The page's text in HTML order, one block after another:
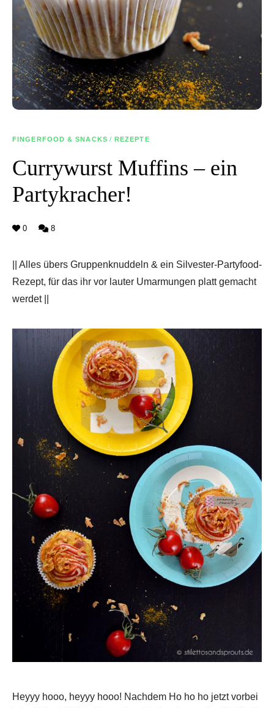
FINGERFOOD & SNACKS / REZEPTE
Currywurst Muffins – ein
Partykracher!
0 8
|| Alles übers Gruppenknuddeln & ein Silvester-Partyfood-
Rezept, für das ihr vor lauter Umarmungen platt gemacht
werdet ||
Heyyy hooo, heyyy hooo! Nachdem Ho ho ho jetzt vorbei